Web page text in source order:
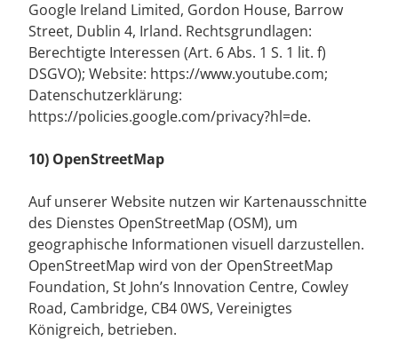
Google Ireland Limited, Gordon House, Barrow
Street, Dublin 4, Irland. Rechtsgrundlagen:
Berechtigte Interessen (Art. 6 Abs. 1 S. 1 lit. f)
DSGVO); Website: https://www.youtube.com;
Datenschutzerklärung:
https://policies.google.com/privacy?hl=de.
10) OpenStreetMap
Auf unserer Website nutzen wir Kartenausschnitte
des Dienstes OpenStreetMap (OSM), um
geographische Informationen visuell darzustellen.
OpenStreetMap wird von der OpenStreetMap
Foundation, St John’s Innovation Centre, Cowley
Road, Cambridge, CB4 0WS, Vereinigtes
Königreich, betrieben.